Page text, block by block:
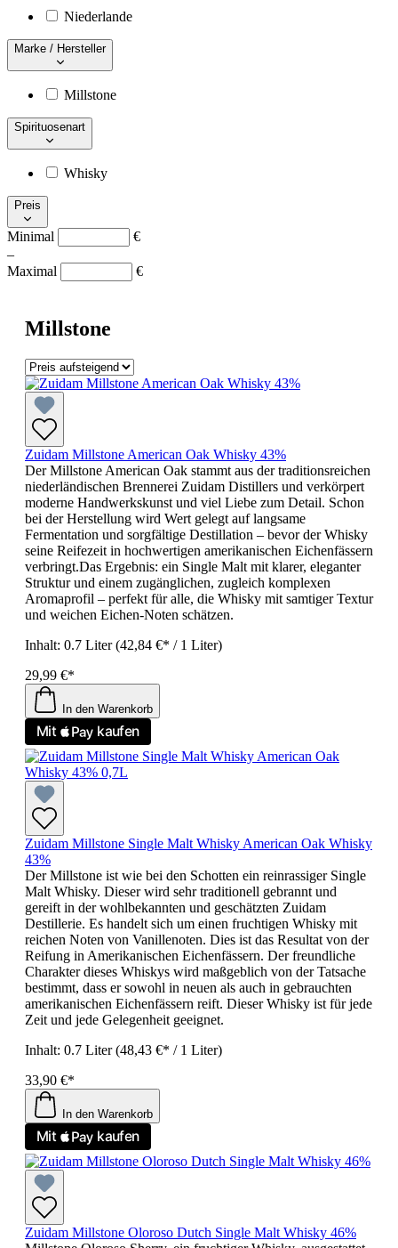
Niederlande
Marke / Hersteller
Millstone
Spirituosenart
Whisky
Preis
Minimal
€
–
Maximal
€
Millstone
Zuidam Millstone American Oak Whisky 43%
Der Millstone American Oak stammt aus der traditionsreichen
niederländischen Brennerei Zuidam Distillers und verkörpert
moderne Handwerkskunst und viel Liebe zum Detail. Schon
bei der Herstellung wird Wert gelegt auf langsame
Fermentation und sorgfältige Destillation – bevor der Whisky
seine Reifezeit in hochwertigen amerikanischen Eichenfässern
verbringt.Das Ergebnis: ein Single Malt mit klarer, eleganter
Struktur und einem zugänglichen, zugleich komplexen
Aromaprofil – perfekt für alle, die Whisky mit samtiger Textur
und weichen Eichen-Noten schätzen.
Inhalt: 0.7 Liter(42,84 €* / 1 Liter)
29,99 €*
In den Warenkorb
Zuidam Millstone Single Malt Whisky American Oak Whisky
43%
Der Millstone ist wie bei den Schotten ein reinrassiger Single
Malt Whisky. Dieser wird sehr traditionell gebrannt und
gereift in der wohlbekannten und geschätzten Zuidam
Destillerie. Es handelt sich um einen fruchtigen Whisky mit
reichen Noten von Vanillenoten. Dies ist das Resultat von der
Reifung in Amerikanischen Eichenfässern. Der freundliche
Charakter dieses Whiskys wird maßgeblich von der Tatsache
bestimmt, dass er sowohl in neuen als auch in gebrauchten
amerikanischen Eichenfässern reift. Dieser Whisky ist für jede
Zeit und jede Gelegenheit geeignet.
Inhalt: 0.7 Liter(48,43 €* / 1 Liter)
33,90 €*
In den Warenkorb
Zuidam Millstone Oloroso Dutch Single Malt Whisky 46%